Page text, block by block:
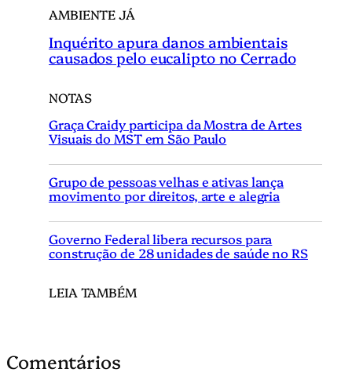
AMBIENTE JÁ
Inquérito apura danos ambientais
causados pelo eucalipto no Cerrado
NOTAS
Graça Craidy participa da Mostra de Artes
Visuais do MST em São Paulo
Grupo de pessoas velhas e ativas lança
movimento por direitos, arte e alegria
Governo Federal libera recursos para
construção de 28 unidades de saúde no RS
LEIA TAMBÉM
Comentários